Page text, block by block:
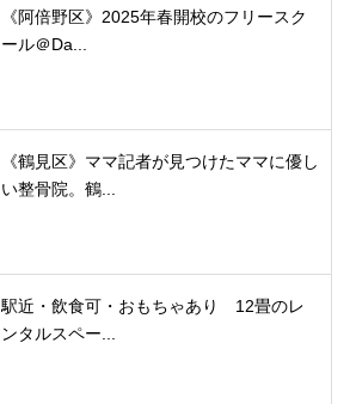
《阿倍野区》2025年春開校のフリースク
ール＠Da...
《鶴見区》ママ記者が見つけたママに優し
い整骨院。鶴...
駅近・飲食可・おもちゃあり 12畳のレ
ンタルスペー...